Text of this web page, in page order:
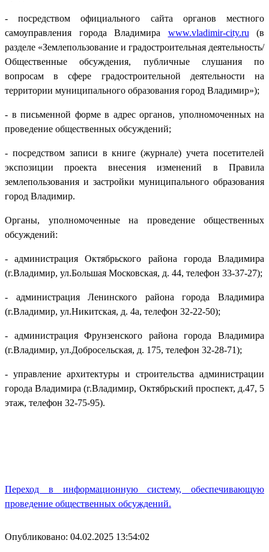
- посредством официального сайта органов местного
самоуправления города Владимира www.vladimir-city.ru (в
разделе «Землепользование и градостроительная деятельность/
Общественные обсуждения, публичные слушания по
вопросам в сфере градостроительной деятельности на
территории муниципального образования город Владимир»);
- в письменной форме в адрес органов, уполномоченных на
проведение общественных обсуждений;
- посредством записи в книге (журнале) учета посетителей
экспозиции проекта внесения изменений в Правила
землепользования и застройки муниципального образования
город Владимир.
Органы, уполномоченные на проведение общественных
обсуждений:
- администрация Октябрьского района города Владимира
(г.Владимир, ул.Большая Московская, д. 44, телефон 33-37-27);
- администрация Ленинского района города Владимира
(г.Владимир, ул.Никитская, д. 4а, телефон 32-22-50);
- администрация Фрунзенского района города Владимира
(г.Владимир, ул.Добросельская, д. 175, телефон 32-28-71);
- управление архитектуры и строительства администрации
города Владимира (г.Владимир, Октябрьский проспект, д.47, 5
этаж, телефон 32-75-95).
Переход в информационную систему, обеспечивающую
проведение общественных обсуждений.
Опубликовано: 04.02.2025 13:54:02